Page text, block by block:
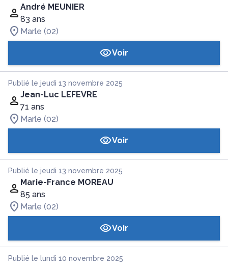
André MEUNIER
83 ans
Marle (02)
Voir
Publié le jeudi 13 novembre 2025
Jean-Luc LEFEVRE
71 ans
Marle (02)
Voir
Publié le jeudi 13 novembre 2025
Marie-France MOREAU
85 ans
Marle (02)
Voir
Publié le lundi 10 novembre 2025